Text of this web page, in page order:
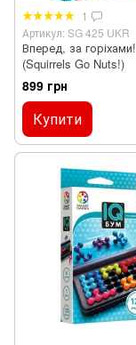
1
Артикул: SG 425 UKR
Вперед, за горіхами!
(Squirrels Go Nuts!)
899 грн
Купити